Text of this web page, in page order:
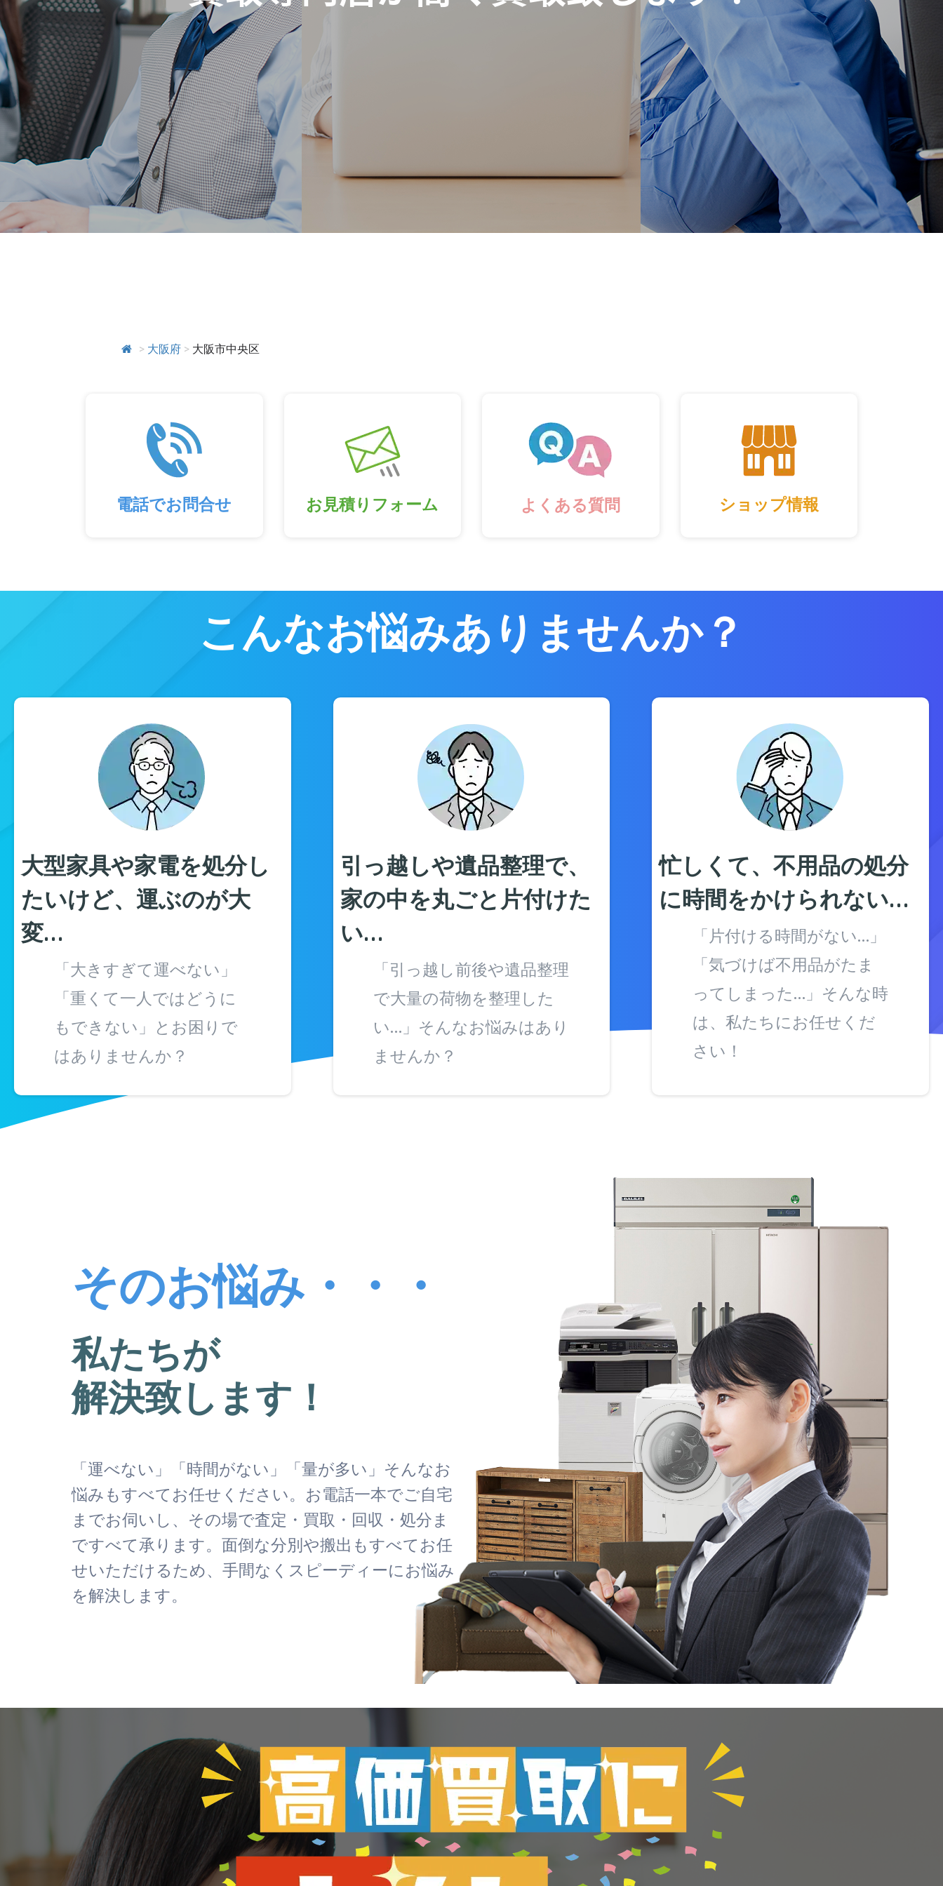
> 大阪府 > 大阪市中央区
電話でお問合せ お見積りフォーム よくある質問 ショップ情報
こんなお悩みありませんか？
大型家具や家電を処分し
たいけど、運ぶのが大
変…
「大きすぎて運べない」
「重くて一人ではどうに
もできない」とお困りで
はありませんか？
引っ越しや遺品整理で、
家の中を丸ごと片付けた
い…
「引っ越し前後や遺品整理
で大量の荷物を整理した
い…」そんなお悩みはあり
ませんか？
忙しくて、不用品の処分
に時間をかけられない…
「片付ける時間がない…」
「気づけば不用品がたま
ってしまった…」そんな時
は、私たちにお任せくだ
さい！
そのお悩み・・・
私たちが
解決致します！
「運べない」「時間がない」「量が多い」そんなお
悩みもすべてお任せください。お電話一本でご自宅
までお伺いし、その場で査定・買取・回収・処分ま
ですべて承ります。面倒な分別や搬出もすべてお任
せいただけるため、手間なくスピーディーにお悩み
を解決します。